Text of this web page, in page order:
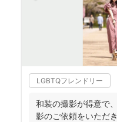
LGBTQフレンドリー
和装の撮影が得意で
影のご依頼をいただ